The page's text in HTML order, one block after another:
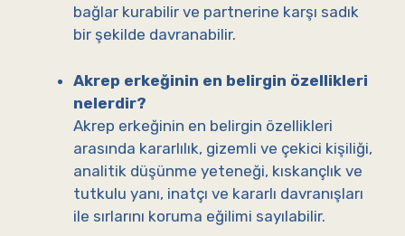
bağlar kurabilir ve partnerine karşı sadık
bir şekilde davranabilir.
Akrep erkeğinin en belirgin özellikleri
nelerdir?
Akrep erkeğinin en belirgin özellikleri
arasında kararlılık, gizemli ve çekici kişiliği,
analitik düşünme yeteneği, kıskançlık ve
tutkulu yanı, inatçı ve kararlı davranışları
ile sırlarını koruma eğilimi sayılabilir.